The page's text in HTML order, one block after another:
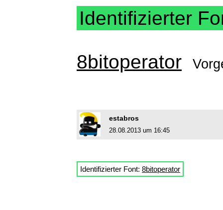
Identifizierter
8bitoperator
estabros
28.08.2013 um 16:45
Identifizierter Font: 8bitoperator